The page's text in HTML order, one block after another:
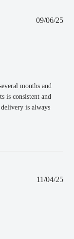
months and
is consistent and
is always
09/06/25
11/04/25